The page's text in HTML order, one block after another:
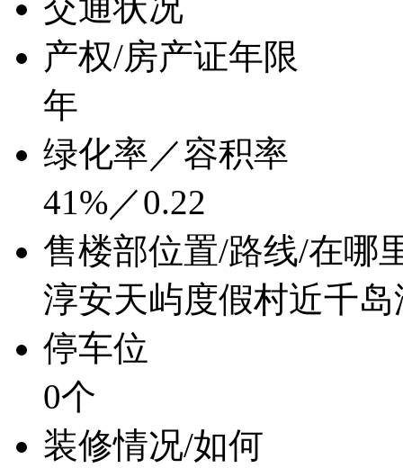
交通状况
产权/房产证年限
年
绿化率／容积率
41%／0.22
售楼部位置/路线/在哪
淳安天屿度假村近千
停车位
0个
装修情况/如何